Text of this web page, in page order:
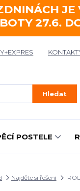
JE
27.6.
Hledat
POSTELE
Najděte si řešení